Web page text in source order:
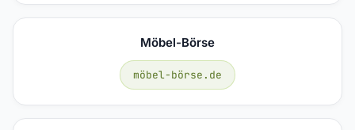
Möbel-Börse
möbel-börse.de